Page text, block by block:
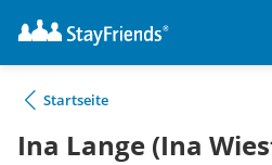
Startseite
Ina Lange (Ina